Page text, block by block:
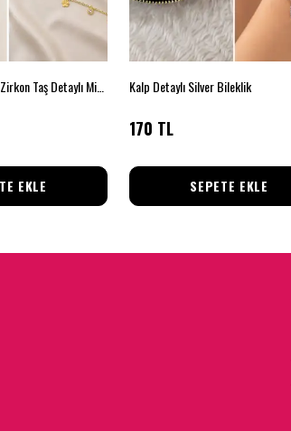
EKLE
Kalp Detaylı Silver Bileklik
170 TL
SEPETE EKLE